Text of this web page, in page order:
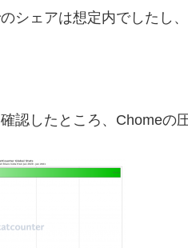
シェアは想定内でしたし
認したところ、Chomeの